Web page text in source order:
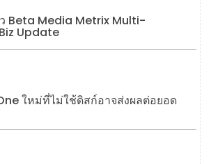
Beta Media Metrix Multi-
Update
ใหม่ที่ไม่ใช้ดิสก์อาจส่งผลต่อยอด